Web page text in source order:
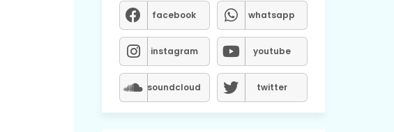
facebook whatsapp
instagram youtube
soundcloud twitter